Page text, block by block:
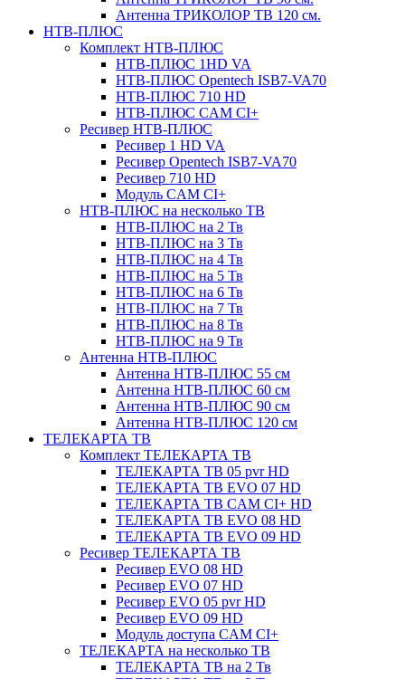
Антенна ТРИКОЛОР ТВ 120 см.
НТВ-ПЛЮС
Комплект НТВ-ПЛЮС
НТВ-ПЛЮС 1HD VA
НТВ-ПЛЮС Opentech ISB7-VA70
НТВ-ПЛЮС 710 HD
НТВ-ПЛЮС CAM CI+
Ресивер НТВ-ПЛЮС
Ресивер 1 HD VA
Ресивер Opentech ISB7-VA70
Ресивер 710 HD
Модуль CAM CI+
НТВ-ПЛЮС на несколько ТВ
НТВ-ПЛЮС на 2 Тв
НТВ-ПЛЮС на 3 Тв
НТВ-ПЛЮС на 4 Тв
НТВ-ПЛЮС на 5 Тв
НТВ-ПЛЮС на 6 Тв
НТВ-ПЛЮС на 7 Тв
НТВ-ПЛЮС на 8 Тв
НТВ-ПЛЮС на 9 Тв
Антенна НТВ-ПЛЮС
Антенна НТВ-ПЛЮС 55 см
Антенна НТВ-ПЛЮС 60 см
Антенна НТВ-ПЛЮС 90 см
Антенна НТВ-ПЛЮС 120 см
ТЕЛЕКАРТА ТВ
Комплект ТЕЛЕКАРТА ТВ
ТЕЛЕКАРТА ТВ 05 pvr HD
ТЕЛЕКАРТА ТВ EVO 07 HD
ТЕЛЕКАРТА ТВ CAM CI+ HD
ТЕЛЕКАРТА ТВ EVO 08 HD
ТЕЛЕКАРТА ТВ EVO 09 HD
Ресивер ТЕЛЕКАРТА ТВ
Ресивер EVO 08 HD
Ресивер EVO 07 HD
Ресивер EVO 05 pvr HD
Ресивер EVO 09 HD
Модуль доступа CAM CI+
ТЕЛЕКАРТА на несколько ТВ
ТЕЛЕКАРТА ТВ на 2 Тв